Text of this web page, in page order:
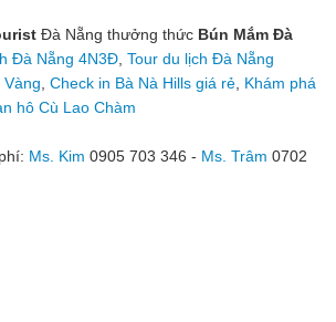
Đà Nẵng thưởng thức Bún Mắm Đà
Đà Nẵng 4N3Đ, Tour du lịch Đà Nẵng
Vàng, Check in Bà Nà Hills giá rẻ, Khám phá
hô Cù Lao Chàm
Ms. Kim 0905 703 346 - Ms. Trâm 0702